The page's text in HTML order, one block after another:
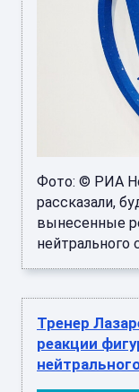
Фото: © РИА
рассказали,
вынесенные
нейтрального
Тренер
реакции